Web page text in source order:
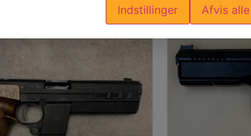
Indstillinger Afvis alle